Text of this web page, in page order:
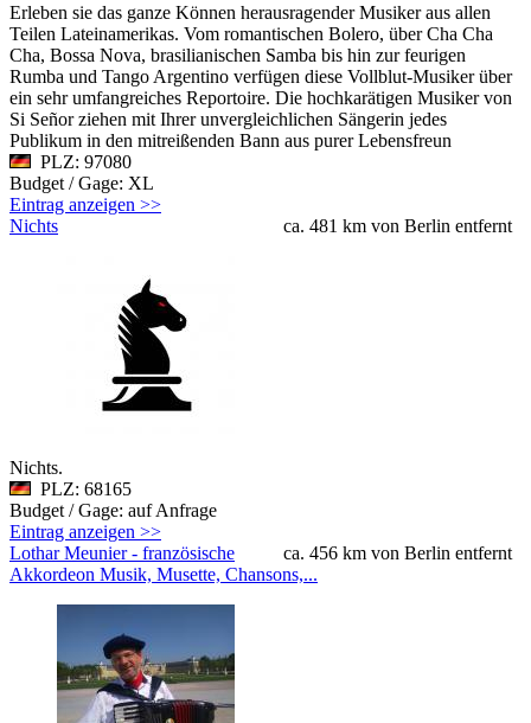
Erleben sie das ganze Können herausragender Musiker aus allen
Teilen Lateinamerikas. Vom romantischen Bolero, über Cha Cha
Cha, Bossa Nova, brasilianischen Samba bis hin zur feurigen
Rumba und Tango Argentino verfügen diese Vollblut-Musiker über
ein sehr umfangreiches Reportoire. Die hochkarätigen Musiker von
Si Señor ziehen mit Ihrer unvergleichlichen Sängerin jedes
Publikum in den mitreißenden Bann aus purer Lebensfreun
PLZ: 97080
Budget / Gage: XL
Eintrag anzeigen >>
ca. 481 km von Berlin entfernt
Nichts
Nichts.
PLZ: 68165
Budget / Gage: auf Anfrage
Eintrag anzeigen >>
ca. 456 km von Berlin entfernt
Lothar Meunier - französische
Akkordeon Musik, Musette, Chansons,...